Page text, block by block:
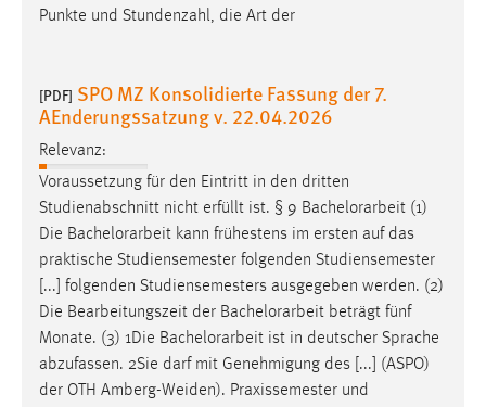
Punkte und Stundenzahl, die Art der
[PDF] SPO MZ Konsolidierte Fassung der 7.
AEnderungssatzung v. 22.04.2026
Relevanz:
Voraussetzung für den Eintritt in den dritten
Studienabschnitt nicht erfüllt ist. § 9 Bachelorarbeit (1)
Die Bachelorarbeit kann frühestens im ersten auf das
praktische Studiensemester folgenden Studiensemester
[...] folgenden Studiensemesters ausgegeben werden. (2)
Die Bearbeitungszeit der Bachelorarbeit beträgt fünf
Monate. (3) 1Die Bachelorarbeit ist in deutscher Sprache
abzufassen. 2Sie darf mit Genehmigung des [...] (ASPO)
der OTH Amberg-Weiden). Praxissemester und